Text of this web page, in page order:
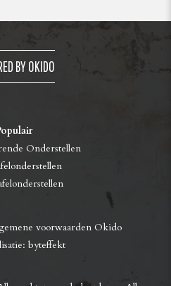
BY OKIDO
Onderstellen
voorwaarden Okido
byteffekt